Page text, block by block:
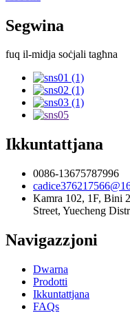
Segwina
fuq il-midja soċjali tagħna
Ikkuntattjana
0086-13675787996
Kamra 102, 1F, Bini
Street, Yuecheng
Navigazzjoni
Dwarna
Prodotti
Ikkuntattjana
FAQs